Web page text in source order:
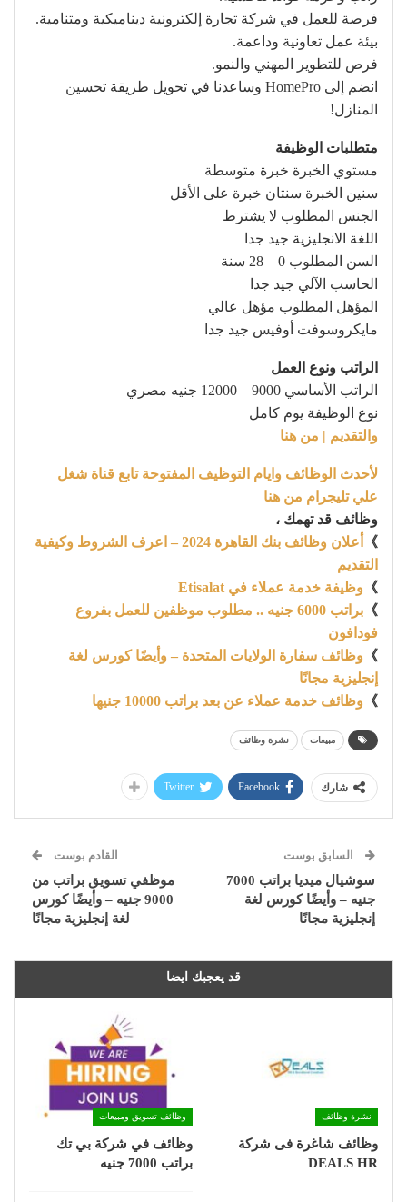
فرصة للعمل في شركة تجارة إلكترونية ديناميكية ومتنامية.
بيئة عمل تعاونية وداعمة.
فرص للتطوير المهني والنمو.
انضم إلى HomePro وساعدنا في تحويل طريقة تحسين
المنازل!
متطلبات الوظيفة
مستوي الخبرة خبرة متوسطة
سنين الخبرة سنتان خبرة على الأقل
الجنس المطلوب لا يشترط
اللغة الانجليزية جيد جدا
السن المطلوب 0 – 28 سنة
الحاسب الآلي جيد جدا
المؤهل المطلوب مؤهل عالي
مايكروسوفت أوفيس جيد جدا
الراتب ونوع العمل
الراتب الأساسي 9000 – 12000 جنيه مصري
نوع الوظيفة يوم كامل
والتقديم | من هنا
لأحدث الوظائف وايام التوظيف المفتوحة تابع قناة شغل
علي تليجرام من هنا
وظائف قد تهمك ،
》
أعلان وظائف بنك القاهرة 2024 – اعرف الشروط وكيفية
التقديم
》 وظيفة خدمة عملاء في Etisalat
》
براتب 6000 جنيه .. مطلوب موظفين للعمل بفروع
فودافون
》 وظائف سفارة الولايات المتحدة – وأيضًا كورس لغة
إنجليزية مجانًا
》 وظائف خدمة عملاء عن بعد براتب 10000 جنيها
مبيعات نشرة وظائف
شارك Facebook
Twitter
السابق بوست
سوشيال ميديا براتب 7000
جنيه – وأيضًا كورس لغة
إنجليزية مجانًا
القادم بوست
موظفي تسويق براتب من
9000 جنيه – وأيضًا كورس
لغة إنجليزية مجانًا
قد يعجبك ايضا
نشرة وظائف
وظائف شاغرة فى شركة
DEALS HR
وظائف تسويق ومبيعات
وظائف في شركة بي تك
براتب 7000 جنيه